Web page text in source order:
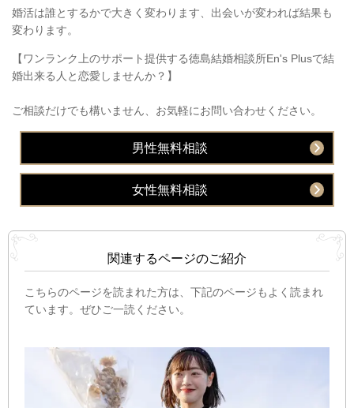
婚活は誰とするかで大きく変わります、出会いが変われば結果も
変わります。
【ワンランク上のサポート提供する徳島結婚相談所En's Plusで結
婚出来る人と恋愛しませんか？】
ご相談だけでも構いません、お気軽にお問い合わせください。
男性無料相談
女性無料相談
関連するページのご紹介
こちらのページを読まれた方は、下記のページもよく読まれ
ています。ぜひご一読ください。